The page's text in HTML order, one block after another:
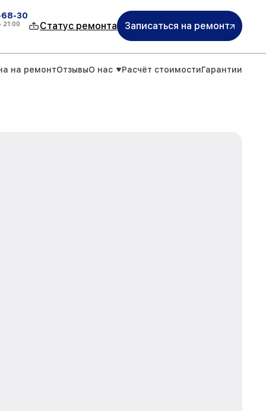
30
21:00 Статус ремонта Записаться на ремонт
на ремонтОтзывыО нас Расчёт стоимостиГарантии